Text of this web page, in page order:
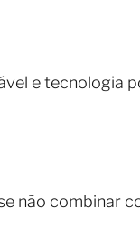
e tecnologia
não combinar